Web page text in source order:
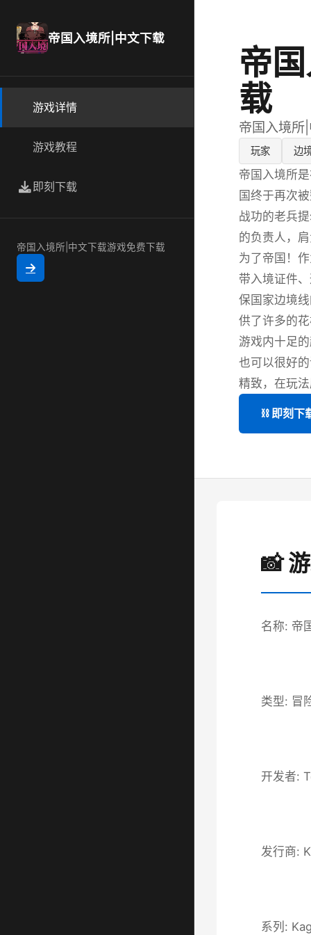
帝国入境所|中文下载
游戏详情
游戏教程
即刻下载
帝国入境所|中文下载游戏免费下载
帝
载
帝国入境所
玩家 边
帝国入境所
国终于再次
战功的老兵
的负责人，
为了帝国！
带入境证件
保国家边境
供了许多的
游戏内十足
也可以很好
精致，在玩
⛓️ 即刻下
📸
名称: 帝
类型: 冒
开发者:
发行商:
系列: